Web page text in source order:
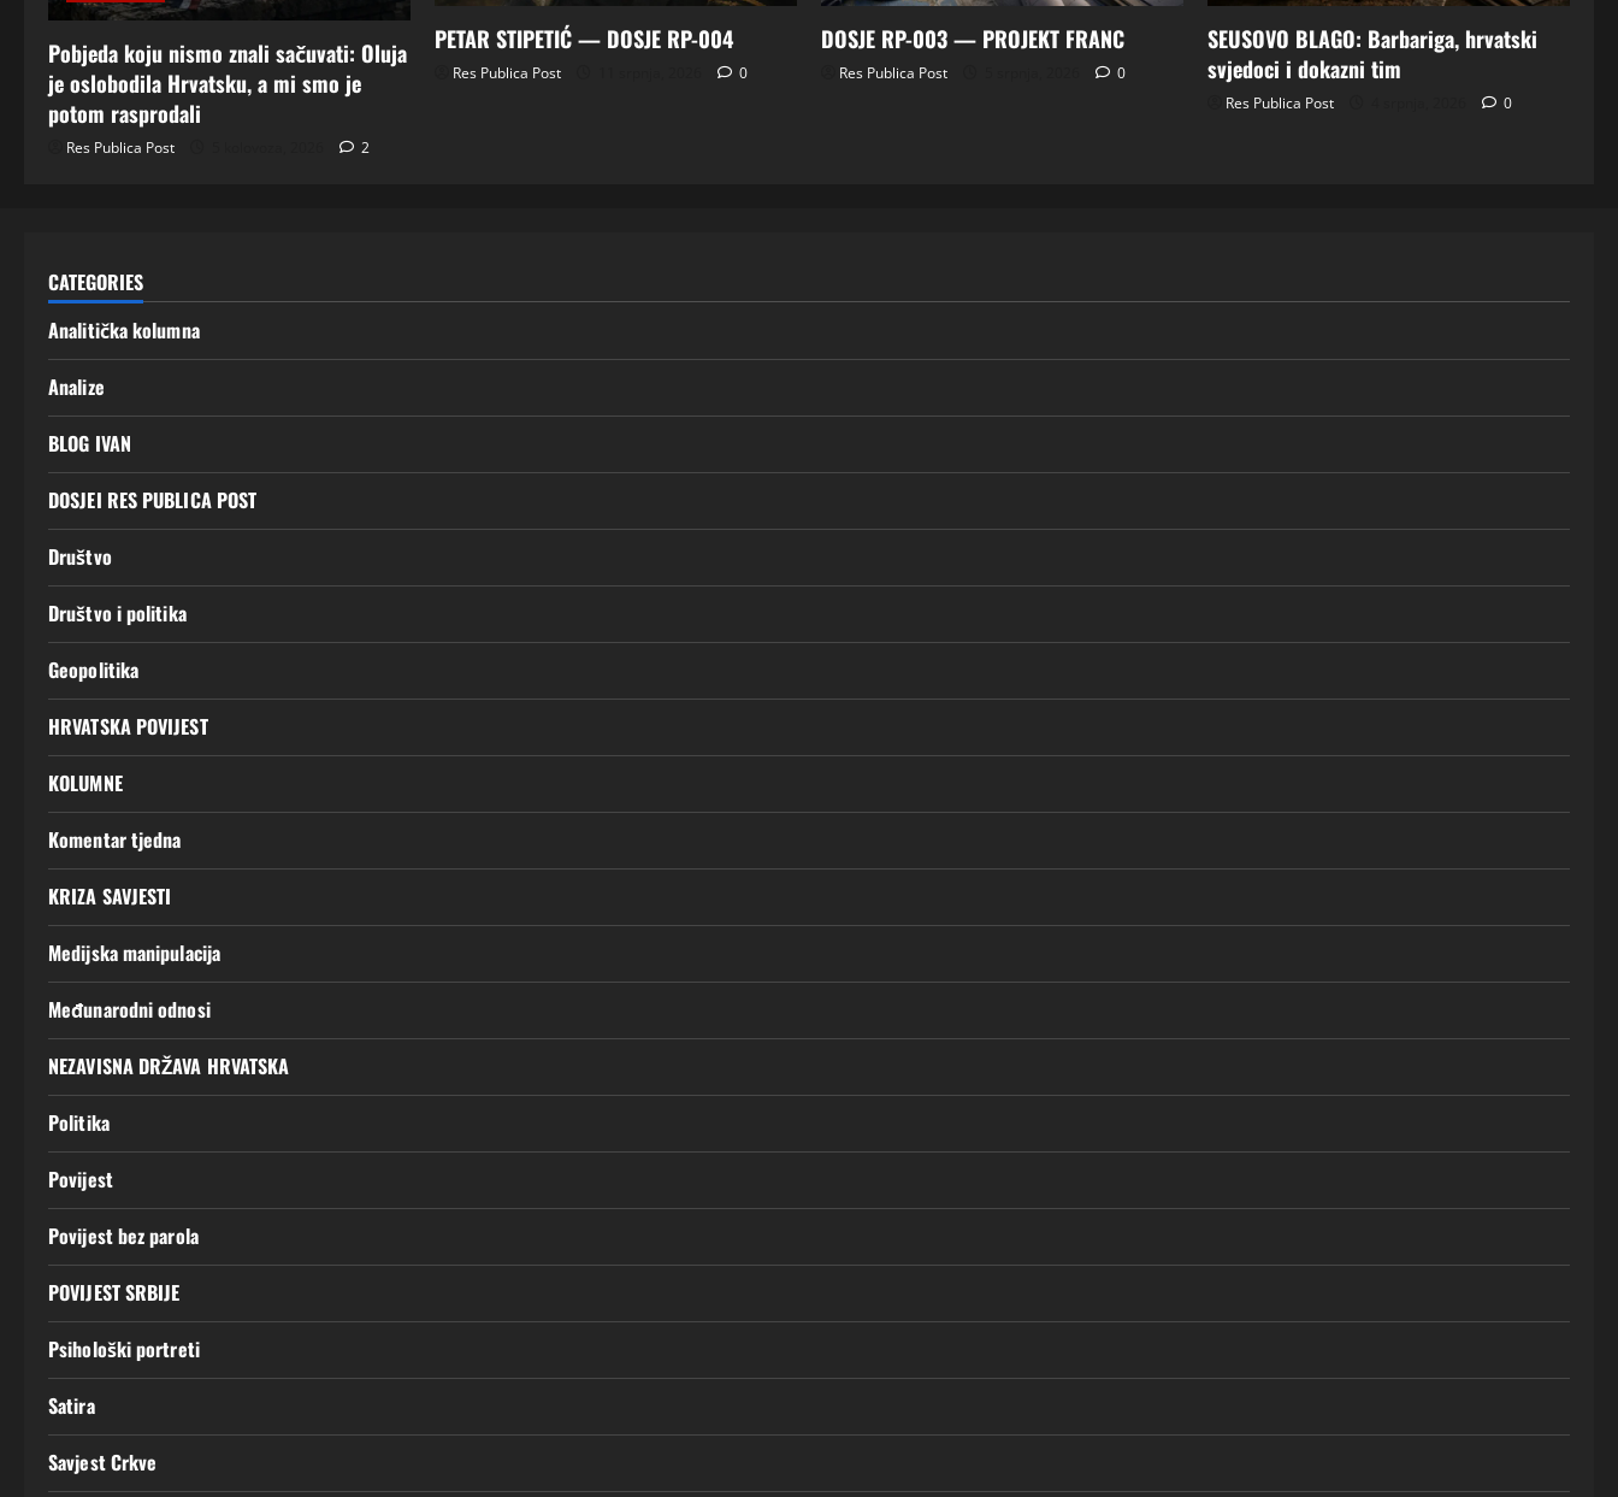
Pobjeda koju nismo znali sačuvati: Oluja
je oslobodila Hrvatsku, a mi smo je
potom rasprodali
Res Publica Post 2
PETAR STIPETIĆ — DOSJE RP-004
Res Publica Post 0
DOSJE RP-003 — PROJEKT FRANC
Res Publica Post 0
SEUSOVO BLAGO: Barbariga, hrvatski
svjedoci i dokazni tim
Res Publica Post 0
CATEGORIES
Analitička kolumna
Analize
BLOG IVAN
DOSJEI RES PUBLICA POST
Društvo
Društvo i politika
Geopolitika
HRVATSKA POVIJEST
KOLUMNE
Komentar tjedna
KRIZA SAVJESTI
Medijska manipulacija
Međunarodni odnosi
NEZAVISNA DRŽAVA HRVATSKA
Politika
Povijest
Povijest bez parola
POVIJEST SRBIJE
Psihološki portreti
Satira
Savjest Crkve